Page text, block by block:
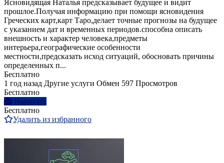
Ясновидящая Наталья предсказывает будущее и видит
прошлое.Получая информацию при помощи ясновидения
Греческих карт,карт Таро,делает точные прогнозы на будущее
с указанием дат и временных периодов.способна описать
внешность и характер человека,предметы
интерьера,географические особенности
местности,предсказать исход ситуаций, обосновать причины
определенных п...
Бесплатно
1 год назад Другие услуги Обмен 597 Просмотров
Бесплатно
Написать
Бесплатно
Удалить из избранного